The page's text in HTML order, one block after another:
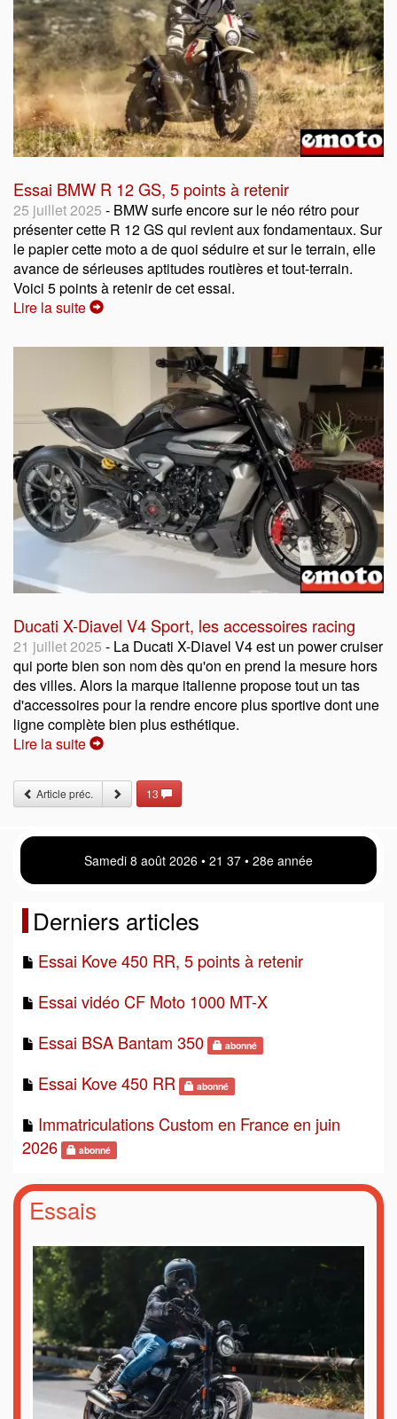
Essai BMW R 12 GS, 5 points à retenir
25 juillet 2025 - BMW surfe encore sur le néo rétro pour
présenter cette R 12 GS qui revient aux fondamentaux. Sur
le papier cette moto a de quoi séduire et sur le terrain, elle
avance de sérieuses aptitudes routières et tout-terrain.
Voici 5 points à retenir de cet essai.
Lire la suite
Ducati X-Diavel V4 Sport, les accessoires racing
21 juillet 2025 - La Ducati X-Diavel V4 est un power cruiser
qui porte bien son nom dès qu'on en prend la mesure hors
des villes. Alors la marque italienne propose tout un tas
d'accessoires pour la rendre encore plus sportive dont une
ligne complète bien plus esthétique.
Lire la suite
Article préc. 13
Samedi 8 août 2026 • 21 37 • 28e année
Derniers articles
Essai Kove 450 RR, 5 points à retenir
Essai vidéo CF Moto 1000 MT-X
Essai BSA Bantam 350
abonné
Essai Kove 450 RR abonné
Immatriculations Custom en France en juin
2026
abonné
Essais